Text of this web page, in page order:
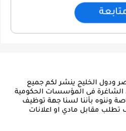
ودول الخليج ينشر لكم جميع
الشاغرة فى المؤسسات الحكومية
وننوه بأننا لسنا جهة توظيف
تطلب مقابل مادي او اعلانات